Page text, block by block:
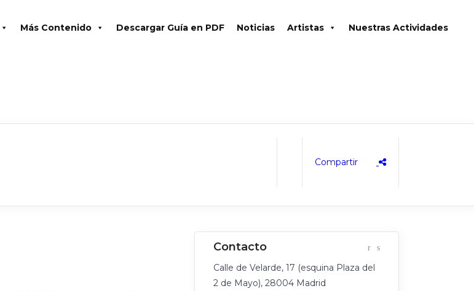
Más Contenido Descargar Guía en PDF Noticias Artistas Nuestras Actividades
Calle de Velarde, 17 (esquina Plaza del
2 de Mayo), 28004 Madrid